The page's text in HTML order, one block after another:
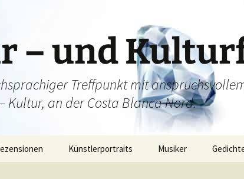
– und
Treffpunkt mit
Kultur, an der Costa Blanca Nord.
Künstlerportraits Musiker